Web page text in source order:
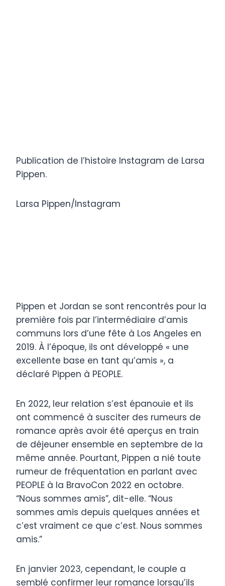
Publication de l’histoire Instagram de Larsa
Pippen.
Larsa Pippen/Instagram
Pippen et Jordan se sont rencontrés pour la
première fois par l’intermédiaire d’amis
communs lors d’une fête à Los Angeles en
2019. À l’époque, ils ont développé « une
excellente base en tant qu’amis », a
déclaré Pippen à PEOPLE.
En 2022, leur relation s’est épanouie et ils
ont commencé à susciter des rumeurs de
romance après avoir été aperçus en train
de déjeuner ensemble en septembre de la
même année. Pourtant, Pippen a nié toute
rumeur de fréquentation en parlant avec
PEOPLE à la BravoCon 2022 en octobre.
“Nous sommes amis”, dit-elle. “Nous
sommes amis depuis quelques années et
c’est vraiment ce que c’est. Nous sommes
amis.”
En janvier 2023, cependant, le couple a
semblé confirmer leur romance lorsqu’ils